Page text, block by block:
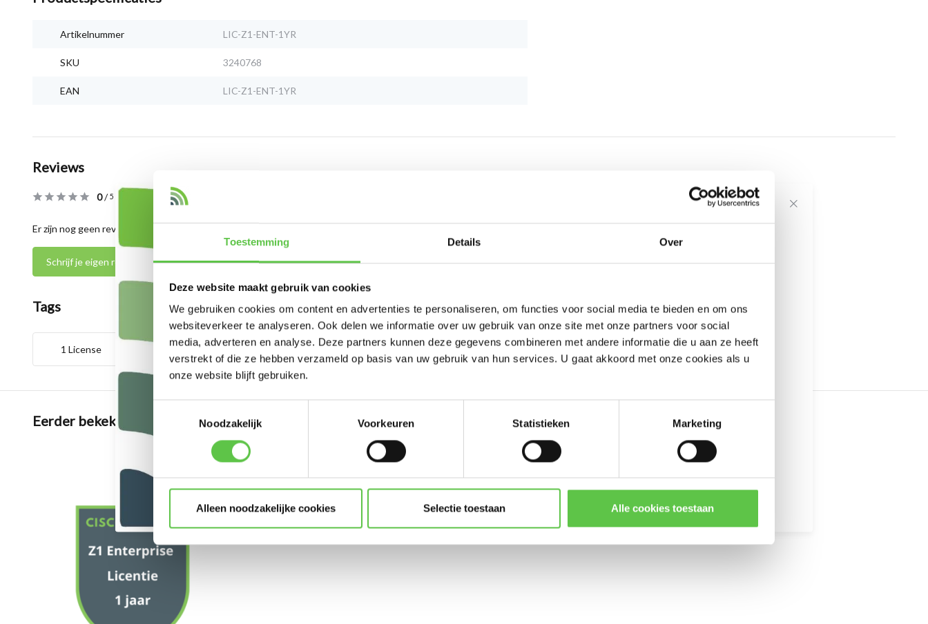
Toestemming Details Over
Deze website maakt gebruik van cookies
We gebruiken cookies om content en advertenties te personaliseren, om functies voor social media te bieden en om ons
websiteverkeer te analyseren. Ook delen we informatie over uw gebruik van onze site met onze partners voor social
media, adverteren en analyse. Deze partners kunnen deze gegevens combineren met andere informatie die u aan ze heeft
verstrekt of die ze hebben verzameld op basis van uw gebruik van hun services. U gaat akkoord met onze cookies als u
onze website blijft gebruiken.
Noodzakelijk
Voorkeuren Statistieken Marketing
Alleen noodzakelijke cookies Selectie toestaan Alle cookies toestaan
Artikelnummer LIC-Z1-ENT-1YR
SKU 3240768
EAN LIC-Z1-ENT-1YR
Reviews
0/5 Based on 0 reviews
Er zijn nog geen reviews geschreven over dit product..
Schrijf je eigen review
Tags
1 License 1 Year 3240768 Gateway LIC-Z1-ENT-1YR
Eerder bekeken
Schrijf je in voor onze
Updates, acties & productinformatie
E-mailadres*
* Lees hier de wettelijke beperkingen